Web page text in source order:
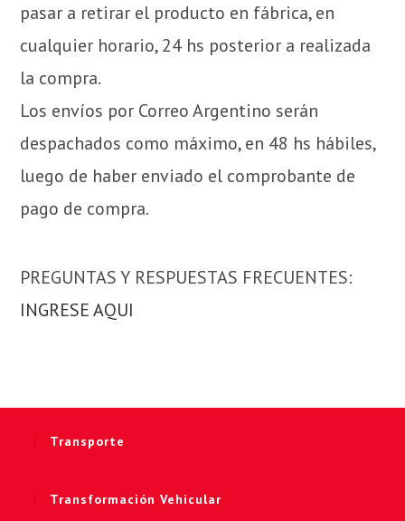
pasar a retirar el producto en fábrica, en
cualquier horario, 24 hs posterior a realizada
la compra.
Los envíos por Correo Argentino serán
despachados como máximo, en 48 hs hábiles,
luego de haber enviado el comprobante de
pago de compra.
PREGUNTAS Y RESPUESTAS FRECUENTES:
INGRESE AQUI
Transporte
Transformación Vehicular